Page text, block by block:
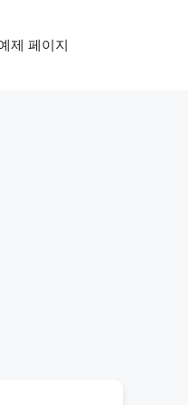
제 페이지